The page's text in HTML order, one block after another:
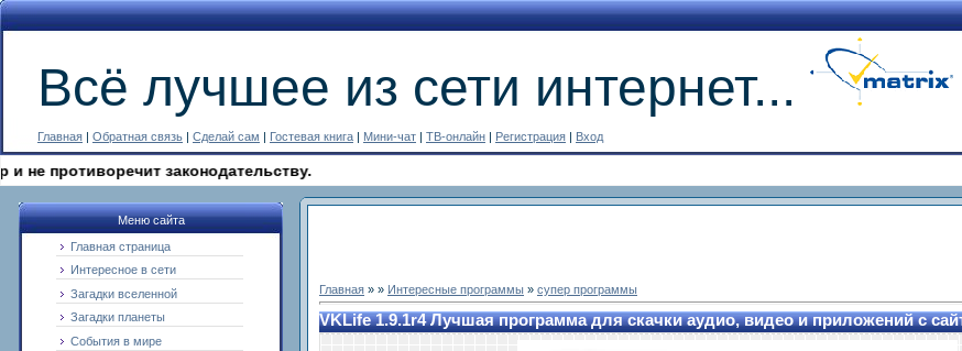
Всё лучшее из сети интернет...
Главная | Обратная связь | Сделай сам | Гостевая книга | Мини-чат | ТВ-онлайн | Регистрация | Вход
законодательству.
Меню сайта
Главная страница
Интересное в сети
Загадки вселенной
Загадки планеты
События в мире
Главная » » Интересные программы » супер программы
VKLife 1.9.1r4 Лучшая программа для скачки аудио, видео и приложений с